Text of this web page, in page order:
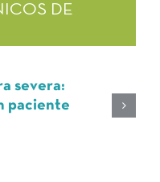
DE
severa:
paciente